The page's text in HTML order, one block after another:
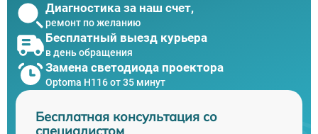
Диагностика за наш счет,
ремонт по желанию
Бесплатный выезд курьера
в день обращения
Замена светодиода проектора
Optoma H116 от 35 минут
Бесплатная консультация со
специалистом